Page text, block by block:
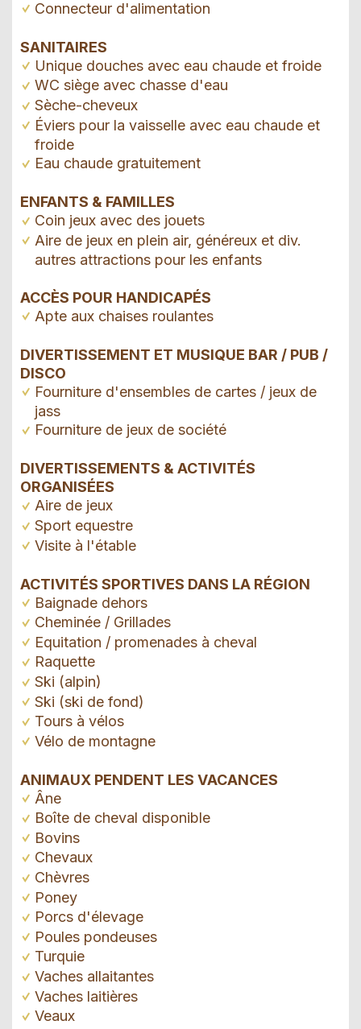
Connecteur d'alimentation
SANITAIRES
Unique douches avec eau chaude et froide
WC siège avec chasse d'eau
Sèche-cheveux
Éviers pour la vaisselle avec eau chaude et
froide
Eau chaude gratuitement
ENFANTS & FAMILLES
Coin jeux avec des jouets
Aire de jeux en plein air, généreux et div.
autres attractions pour les enfants
ACCÈS POUR HANDICAPÉS
Apte aux chaises roulantes
DIVERTISSEMENT ET MUSIQUE BAR / PUB /
DISCO
Fourniture d'ensembles de cartes / jeux de
jass
Fourniture de jeux de société
DIVERTISSEMENTS & ACTIVITÉS
ORGANISÉES
Aire de jeux
Sport equestre
Visite à l'étable
ACTIVITÉS SPORTIVES DANS LA RÉGION
Baignade dehors
Cheminée / Grillades
Equitation / promenades à cheval
Raquette
Ski (alpin)
Ski (ski de fond)
Tours à vélos
Vélo de montagne
ANIMAUX PENDENT LES VACANCES
Âne
Boîte de cheval disponible
Bovins
Chevaux
Chèvres
Poney
Porcs d'élevage
Poules pondeuses
Turquie
Vaches allaitantes
Vaches laitières
Veaux